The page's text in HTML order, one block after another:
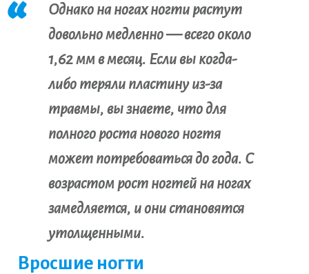
Однако на ногах ногти растут
довольно медленно — всего около
1,62 мм в месяц. Если вы когда-
либо теряли пластину из-за
травмы, вы знаете, что для
полного роста нового ногтя
может потребоваться до года. С
возрастом рост ногтей на ногах
замедляется, и они становятся
утолщенными.
Вросшие ногти